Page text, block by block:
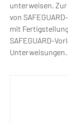
unterweisen.
von
mit
SAFEGUARD-
Unterweisungen.